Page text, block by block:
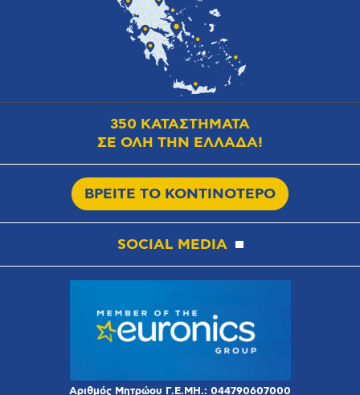
350 ΚΑΤΑΣΤΗΜΑΤΑ
ΣΕ ΟΛΗ ΤΗΝ ΕΛΛΑΔΑ!
ΒΡΕΙΤΕ ΤΟ ΚΟΝΤΙΝΟΤΕΡΟ
SOCIAL MEDIA